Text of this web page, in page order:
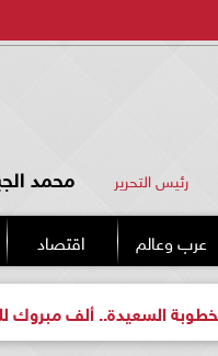
رئيس التحرير محمد
عرب وعالم اقتصاد
ألف مبروك للعروسين